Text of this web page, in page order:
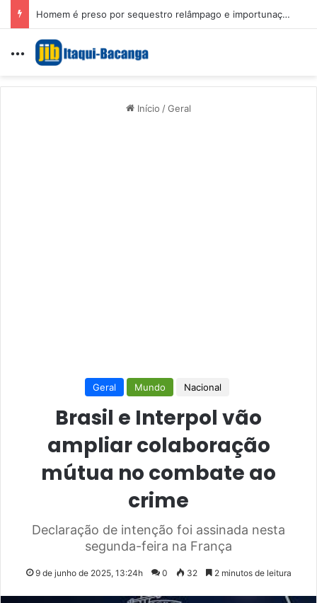
Homem é preso por sequestro relâmpago e importunação sexual em São Luís
Menu
Início /Geral
Geral Mundo Nacional
Brasil e Interpol vão
ampliar colaboração
mútua no combate ao
crime
Declaração de intenção foi assinada nesta
segunda-feira na França
9 de junho de 2025, 13:24h 0 32 2 minutos de leitura